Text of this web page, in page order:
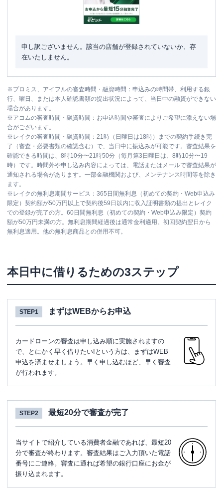
申し訳ございません。該当の店舗が登録されていないか、存
在いたしません。
※プロミス、アイフルの審査時間・融資時間：申込みの時間帯、利用する銀
行、曜日、または本人確認書類の提出状況によって、当日中の融資ができない
場合があります。
※アコムの審査時間・融資時間：お申込時間や審査によりご希望に添えない場
合がございます。
※ レイクの審査時間・融資時間：21時（日曜日は18時）までの契約手続き完
了（審査・必要書類の確認含む）で、当日中に振込みが可能です。審査結果を
確認できる時間は、8時10分〜21時50分（毎月第3日曜日は、8時10分〜19
時）です。時間外や申し込み内容によっては、電話またはメールで審査結果が
通知される場合があります。一部金融機関および、メンテナンス時間等を除き
ます。
※ レイクの無利息期間サービス：365日間無利息（初めての契約・Web申込み
限定）契約額が50万円以上で契約後59日以内に収入証明書類の提出とレイク
での登録が完了の方。60日間無利息（初めての契約・Web申込み限定）契約
額が50万円未満の方。無利息期間経過後は通常金利適用。初回契約翌日から
無利息適用。他の無利息商品との併用不可。
本日中に借りるための3ステップ
STEP1 まずはWEBからお申込
カードローンの審査は申し込み順に実施されますの
で、とにかく早く借りたい!という方は、まずはWEB
申込を済ませましょう。早く申し込むほど、早く審査
が行われます。
STEP2 最短20分で審査が完了
当サイトで紹介している消費者金融であれば、最短20
分で審査が終わります。審査結果はご入力頂いた電話
番号にご連絡。審査に通れば希望の銀行口座にお金が
振り込まれます。